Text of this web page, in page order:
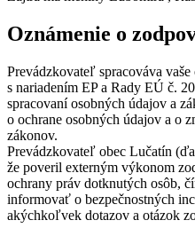
Oznámenie o
Prevádzkovateľ spracováva vaše
s nariadením EP a Rady EÚ č.
spracovaní osobných údajov a
o ochrane osobných údajov a o
zákonov.
Prevádzkovateľ obec Lučatín
že poveril externým výkonom
ochrany práv dotknutých osôb,
informovať o bezpečnostných
akýchkoľvek dotazov a otázok